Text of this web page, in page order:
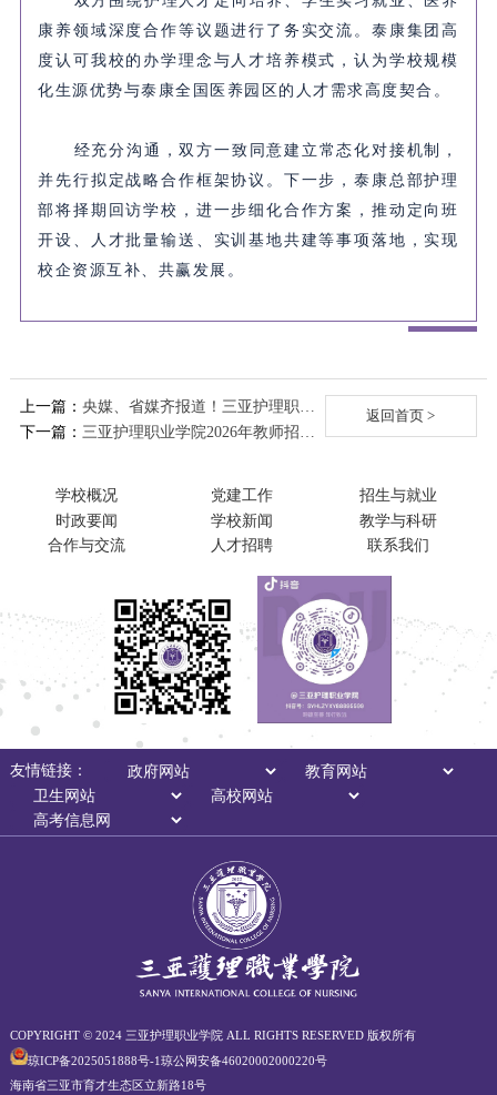
康养领域深度合作等议题进行了务实交流。泰康集团高
度认可我校的办学理念与人才培养模式，认为学校规模
化生源优势与泰康全国医养园区的人才需求高度契合。
经充分沟通，双方一致同意建立常态化对接机制，
并先行拟定战略合作框架协议。下一步，泰康总部护理
部将择期回访学校，进一步细化合作方案，推动定向班
开设、人才批量输送、实训基地共建等事项落地，实现
校企资源互补、共赢发展。
返回首页 >
上一篇：央媒、省媒齐报道！三亚护理职业
学院2026职教周“出圈”
下一篇： 三亚护理职业学院2026年教师招聘
学校概况 党建工作
招生与就业
时政要闻
学校新闻
教学与科研
合作与交流
人才招聘 联系我们
友情链接：
COPYRIGHT © 2024 三亚护理职业学院 ALL RIGHTS RESERVED 版权所有
琼ICP备2025051888号-1琼公网安备46020002000220号
海南省三亚市育才⽣态区⽴新路18号